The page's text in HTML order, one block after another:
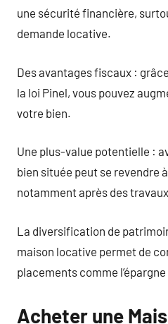
une sécurité financière,
demande locative.
Des avantages fiscaux :
la loi Pinel, vous pouvez
votre bien.
Une plus-value potentielle :
bien située peut se revendre
notamment après des
La diversification de
maison locative permet de
placements comme
Acheter une